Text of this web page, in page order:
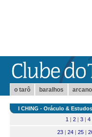
o tarô baralhos
I CHING - Oráculo & Estudos
1 | 2 | 3 | 4
23 | 24 | 25 |